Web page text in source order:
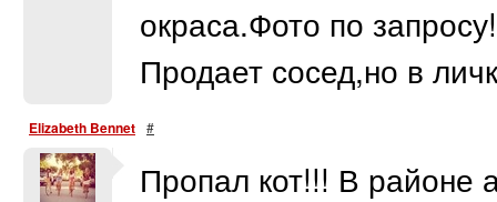
окраса.Фото по
Продает сосед,но в
Elizabeth Bennet #
Пропал кот!!! В районе